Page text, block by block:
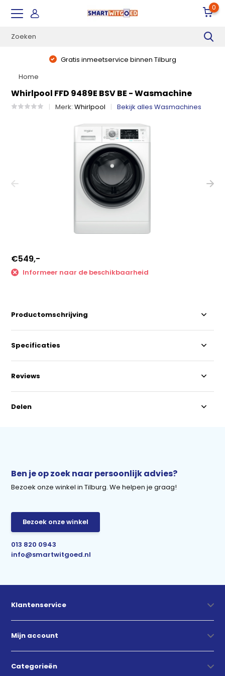
0
Gratis inmeetservice binnen Tilburg
Home
Whirlpool FFD 9489E BSV BE - Wasmachine
Merk:Whirlpool Bekijk alles Wasmachines
€549,-
Informeer naar de beschikbaarheid
Productomschrijving
Specificaties
Reviews
Delen
Ben je op zoek naar persoonlijk advies?
Bezoek onze winkel in Tilburg. We helpen je graag!
Bezoek onze winkel
013 820 0943
info@smartwitgoed.nl
Klantenservice
Mijn account
Categorieën